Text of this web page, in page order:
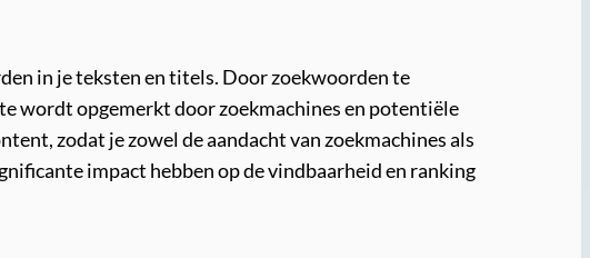
in je teksten en titels. Door zoekwoorden te
wordt opgemerkt door zoekmachines en potentiële
zodat je zowel de aandacht van zoekmachines als
impact hebben op de vindbaarheid en ranking